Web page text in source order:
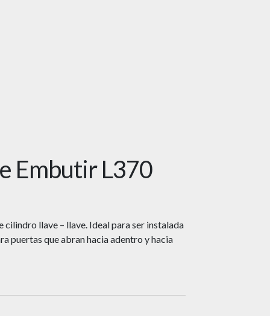
Embutir L370
llave – llave. Ideal para ser instalada
puertas que abran hacia adentro y hacia